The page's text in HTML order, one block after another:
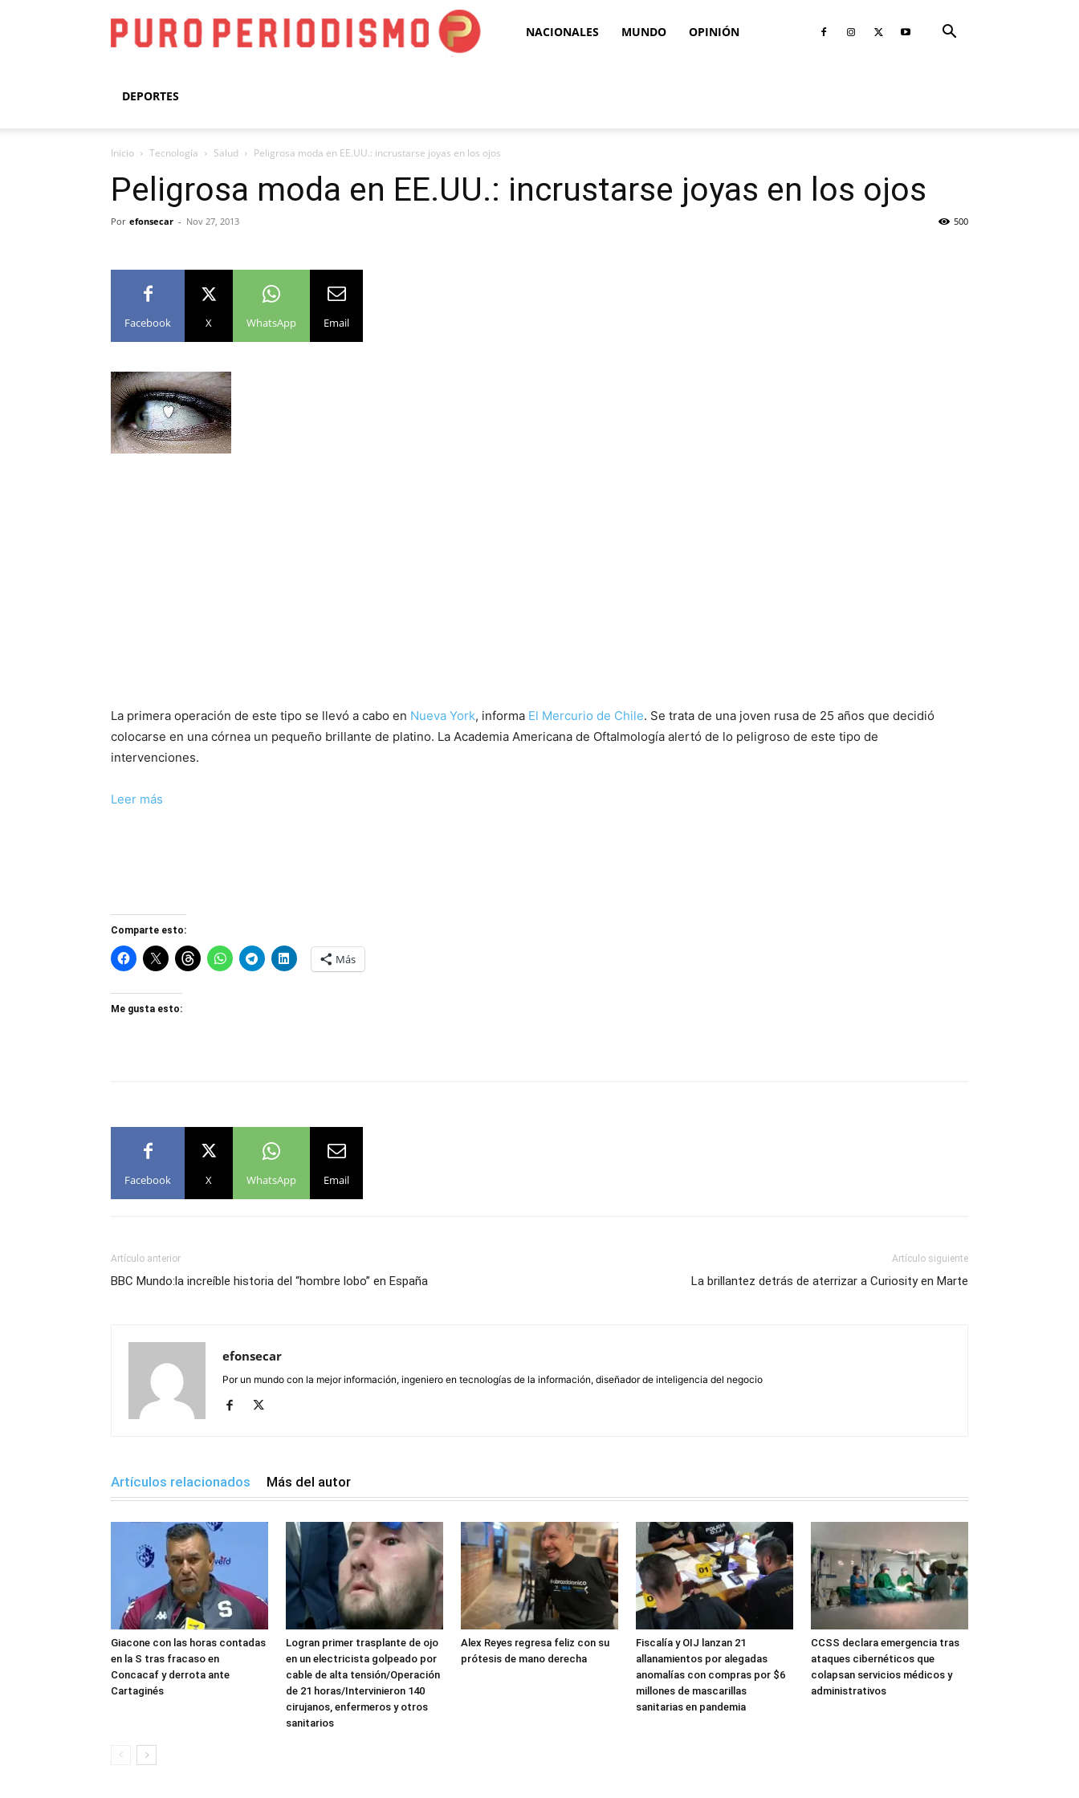
Puro NACIONALES MUNDO OPINIÓN
DEPORTES
Inicio Tecnología Salud Peligrosa moda en EE.UU.: incrustarse joyas en los ojos
Peligrosa moda en EE.UU.: incrustarse joyas en los ojos
Por efonsecar - Nov 27, 2013 500
Facebook X WhatsApp Email
La primera operación de este tipo se llevó a cabo en Nueva York, informa El Mercurio de Chile. Se trata de una joven rusa de 25 años que decidió
colocarse en una córnea un pequeño brillante de platino. La Academia Americana de Oftalmología alertó de lo peligroso de este tipo de
intervenciones.
Leer más
Comparte esto:
Más
Me gusta esto:
Facebook X WhatsApp Email
Artículo anterior
BBC Mundo:la increíble historia del “hombre lobo” en España
Artículo siguiente
La brillantez detrás de aterrizar a Curiosity en Marte
efonsecar
Por un mundo con la mejor información, ingeniero en tecnologías de la información, diseñador de inteligencia del negocio
Artículos relacionados Más del autor
Giacone con las horas contadas
en la S tras fracaso en
Concacaf y derrota ante
Cartaginés
Logran primer trasplante de ojo
en un electricista golpeado por
cable de alta tensión/Operación
de 21 horas/Intervinieron 140
cirujanos, enfermeros y otros
sanitarios
Alex Reyes regresa feliz con su
prótesis de mano derecha
Fiscalía y OIJ lanzan 21
allanamientos por alegadas
anomalías con compras por $6
millones de mascarillas
sanitarias en pandemia
CCSS declara emergencia tras
ataques cibernéticos que
colapsan servicios médicos y
administrativos